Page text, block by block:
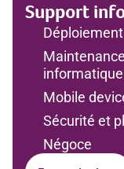
Support
Mobile
Sécurité et
Négoce